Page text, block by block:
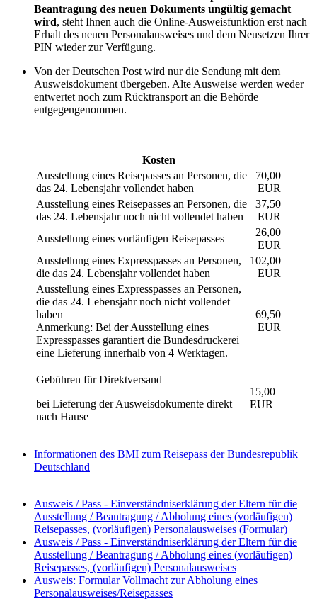
Beantragung des neuen Dokuments ungültig gemacht
wird, steht Ihnen auch die Online-Ausweisfunktion erst nach
Erhalt des neuen Personalausweises und dem Neusetzen Ihrer
PIN wieder zur Verfügung.
Von der Deutschen Post wird nur die Sendung mit dem
Ausweisdokument übergeben. Alte Ausweise werden weder
entwertet noch zum Rücktransport an die Behörde
entgegengenommen.
Kosten
Ausstellung eines Reisepasses an Personen, die
das 24. Lebensjahr vollendet haben
70,00
EUR
Ausstellung eines Reisepasses an Personen, die
das 24. Lebensjahr noch nicht vollendet haben
37,50
EUR
Ausstellung eines vorläufigen Reisepasses
26,00
EUR
Ausstellung eines Expresspasses an Personen,
die das 24. Lebensjahr vollendet haben
102,00
EUR
Ausstellung eines Expresspasses an Personen,
die das 24. Lebensjahr noch nicht vollendet
haben
Anmerkung: Bei der Ausstellung eines
Expresspasses garantiert die Bundesdruckerei
eine Lieferung innerhalb von 4 Werktagen.
69,50
EUR
Gebühren für Direktversand
bei Lieferung der Ausweisdokumente direkt
nach Hause
15,00
EUR
Informationen des BMI zum Reisepass der Bundesrepublik
Deutschland
Ausweis / Pass - Einverständniserklärung der Eltern für die
Ausstellung / Beantragung / Abholung eines (vorläufigen)
Reisepasses, (vorläufigen) Personalausweises (Formular)
Ausweis / Pass - Einverständniserklärung der Eltern für die
Ausstellung / Beantragung / Abholung eines (vorläufigen)
Reisepasses, (vorläufigen) Personalausweises
Ausweis: Formular Vollmacht zur Abholung eines
Personalausweises/Reisepasses